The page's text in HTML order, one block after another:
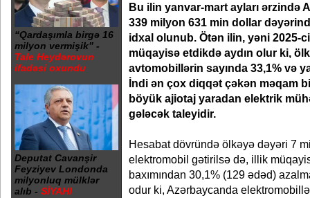
“Qardaşımla birgə 16
milyon vermişik” -
Tale Heydərovun
ifadəsi oxundu
Deputat Cavanşir
Feyziyev Londonda
milyonluq mülklər
alıb - SİYAHI
Bu ilin yanvar-mart ayları ərzində
339 milyon 631 min dollar
idxal olunub. Ötən ilin, yəni 2025-
müqayisə etdikdə aydın olur ki,
avtomobillərin sayında 33,1% və
İndi ən çox diqqət çəkən məqam
böyük ajiotaj yaradan elektrik
gələcək taleyidir.
Hesabat dövründə ölkəyə dəyəri 7
elektromobil gətirilsə də, illik
baxımından 30,1% (129 ədəd)
odur ki, Azərbaycanda